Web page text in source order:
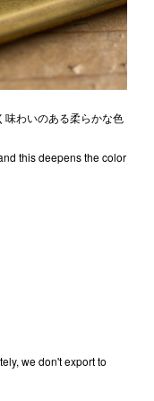
味わいのある柔らかな色
this deepens the color
we don't export to